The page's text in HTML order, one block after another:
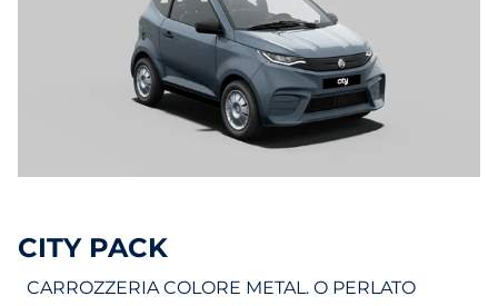
CITY PACK
CARROZZERIA COLORE METAL. O PERLATO